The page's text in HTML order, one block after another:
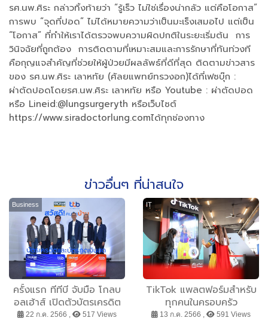
รศ.นพ.ศิระ กล่าวทิ้งท้ายว่า “รู้เร็ว ไม่ใช่เรื่องน่ากลัว แต่คือโอกาส”
การพบ “จุดที่ปอด” ไม่ได้หมายความว่าเป็นมะเร็งเสมอไป แต่เป็น
“โอกาส” ที่ทำให้เราได้ตรวจพบความผิดปกติในระยะเริ่มต้น การ
วินิจฉัยที่ถูกต้อง การติดตามที่เหมาะสมและการรักษาที่ทันท่วงที
คือกุญแจสำคัญที่ช่วยให้ผู้ป่วยมีผลลัพธ์ที่ดีที่สุด ติดตามข่าวสาร
ของ รศ.นพ.ศิระ เลาหทัย (ศัลยแพทย์ทรวงอก)ได้ที่เฟซบุ๊ก :
ผ่าตัดปอดโดยรศ.นพ.ศิระ เลาหทัย หรือ Youtube : ผ่าตัดปอด
หรือ Lineid:@lungsurgeryth หรือเว็บไซต์
https://www.siradoctorlung.comได้ทุกช่องทาง
ข่าวอื่นๆ ที่น่าสนใจ
Business
ครั้งแรก ทีทีบี จับมือ โกลบ
อลเฮ้าส์ เปิดตัวบัตรเครดิต
และบัตรกดเงินสดร่วม ttb
22 ก.ค. 2566 , 517 Views
IT
TikTok แพลตฟอร์มสำหรับ
ทุกคนในครอบครัว
13 ก.ค. 2566 , 591 Views